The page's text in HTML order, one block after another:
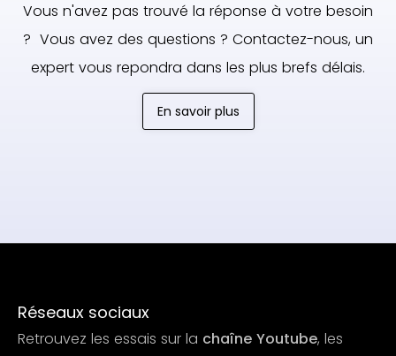
Vous n'avez pas trouvé la réponse à votre besoin
? Vous avez des questions ? Contactez-nous, un
expert vous repondra dans les plus brefs délais.
En savoir plus
Réseaux sociaux
Retrouvez les essais sur la chaîne Youtube, les